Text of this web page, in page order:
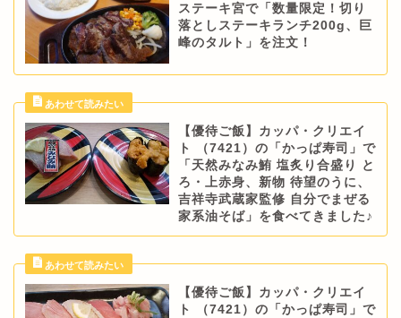
ステーキ宮で「数量限定！切り
落としステーキランチ200g、巨
峰のタルト」を注文！
【優待ご飯】カッパ・クリエイ
ト （7421）の「かっぱ寿司」で
「天然みなみ鮪 塩炙り合盛り と
ろ・上赤身、新物 待望のうに、
吉祥寺武蔵家監修 自分でまぜる
家系油そば」を食べてきました♪
【優待ご飯】カッパ・クリエイ
ト （7421）の「かっぱ寿司」で